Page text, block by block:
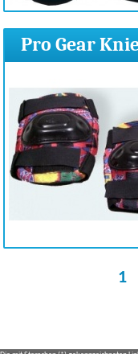
Pro Gear
1